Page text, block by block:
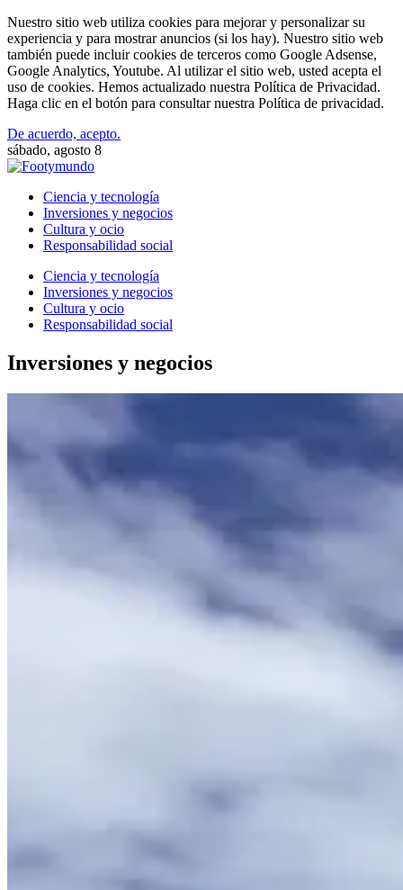
Nuestro sitio web utiliza cookies para mejorar y personalizar su
experiencia y para mostrar anuncios (si los hay). Nuestro sitio web
también puede incluir cookies de terceros como Google Adsense,
Google Analytics, Youtube. Al utilizar el sitio web, usted acepta el
uso de cookies. Hemos actualizado nuestra Política de Privacidad.
Haga clic en el botón para consultar nuestra Política de privacidad.
De acuerdo, acepto.
sábado, agosto 8
Ciencia y tecnología
Inversiones y negocios
Cultura y ocio
Responsabilidad social
Ciencia y tecnología
Inversiones y negocios
Cultura y ocio
Responsabilidad social
Inversiones y negocios